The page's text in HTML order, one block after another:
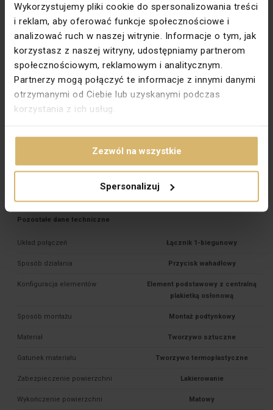
Wykorzystujemy pliki cookie do spersonalizowania treści
i reklam, aby oferować funkcje społecznościowe i
analizować ruch w naszej witrynie. Informacje o tym, jak
korzystasz z naszej witryny, udostępniamy partnerom
społecznościowym, reklamowym i analitycznym.
Partnerzy mogą połączyć te informacje z innymi danymi
otrzymanymi od Ciebie lub uzyskanymi podczas
korzystania z ich usług.
Zezwól na wszystkie
Spersonalizuj
Kolor dokładny Aluminiowy metalizowany
Podświetlenie Tak
Głębokość montażu [mm] 25
Typ zacisków Gwintowe \ Bezgwintowe
Do systemu ramkowego Tak
Materiał dokładny
Kolor podświetlenia Czerwony
Pozostałe dane techniczne
Układ połączeń Łącznik 1-biegunowy
Sposób działania Przycisk wahadłowy
Konfiguracja elementów
Element podstawowy z centralną
plakietką osłonową
Sposób montażu Montaż podtynkowy
Materiał Tworzywo sztuczne
Gatunek materiału Tworzywo termoplastyczne
Zabezpieczenie powierzchni Lakierowanie
Wykończenie powierzchni Matowy